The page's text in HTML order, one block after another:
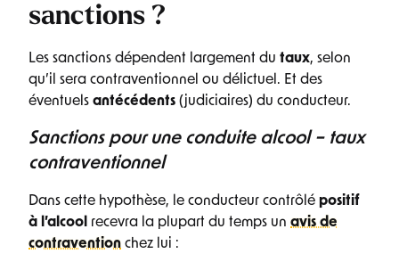
sanctions ?
Les sanctions dépendent largement du taux, selon
qu’il sera contraventionnel ou délictuel. Et des
éventuels antécédents (judiciaires) du conducteur.
Sanctions pour une conduite alcool – taux
contraventionnel
Dans cette hypothèse, le conducteur contrôlé positif
à l’alcool recevra la plupart du temps un avis de
contravention chez lui :